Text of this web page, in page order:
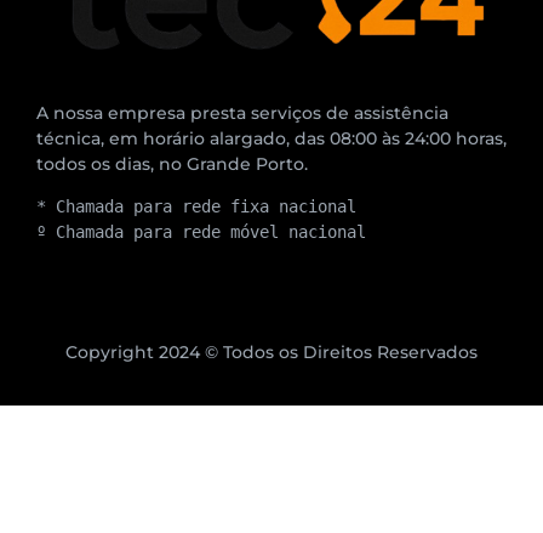
A nossa empresa presta serviços de assistência
técnica, em horário alargado, das 08:00 às 24:00 horas,
todos os dias, no Grande Porto.
* Chamada para rede fixa nacional
º Chamada para rede móvel nacional
Copyright 2024 © Todos os Direitos Reservados